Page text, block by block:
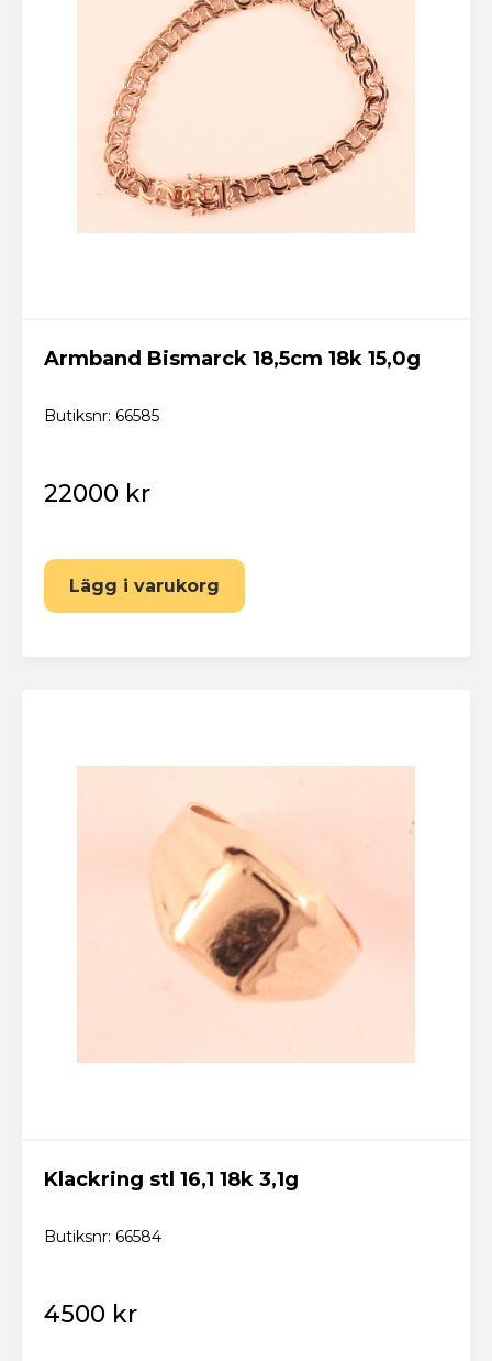
Armband Bismarck 18,5cm 18k 15,0g
Butiksnr: 66585
22000 kr
Lägg i varukorg
Klackring stl 16,1 18k 3,1g
Butiksnr: 66584
4500 kr